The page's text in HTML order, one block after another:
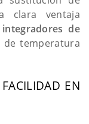
clara ventaja
de
temperatura
EN